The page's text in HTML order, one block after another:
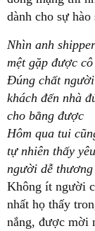
dành cho sự hào
Nhìn anh
mệt gặp được
Đúng chất
khách đến nhà
cho bằng được
Hôm qua tui
tự nhiên thấy
người dễ
Không ít người
nhất họ thấy
nắng, được mời